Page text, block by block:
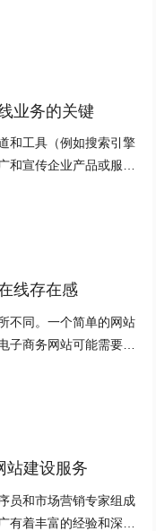
业务的关键
和工具（例如搜索引擎
和宣传企业产品或服务
。
线存在感
不同。一个简单的网站
子商务网站可能需要几
站建设服务
员和市场营销专家组成
有着丰富的经验和深刻